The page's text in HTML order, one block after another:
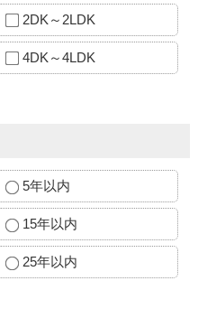
2DK～2LDK
4DK～4LDK
5年以内
15年以内
25年以内